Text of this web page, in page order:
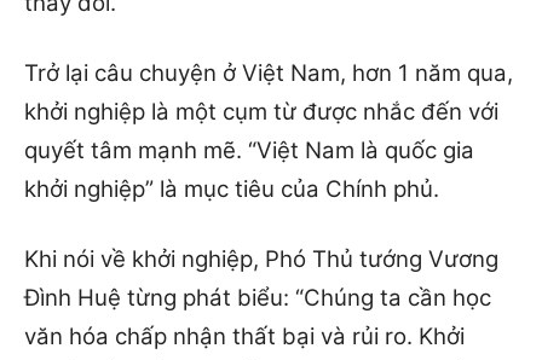
Trở lại câu chuyện ở Việt Nam, hơn 1 năm qua,
khởi nghiệp là một cụm từ được nhắc đến với
quyết tâm mạnh mẽ. “Việt Nam là quốc gia
khởi nghiệp” là mục tiêu của Chính phủ.
Khi nói về khởi nghiệp, Phó Thủ tướng Vương
Đình Huệ từng phát biểu: “Chúng ta cần học
văn hóa chấp nhận thất bại và rủi ro. Khởi